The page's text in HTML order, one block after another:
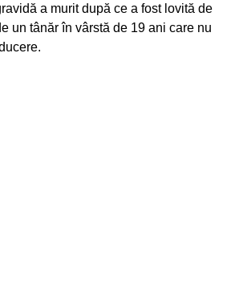
a murit după ce a fost lovită de
un tânăr în vârstă de 19 ani care nu